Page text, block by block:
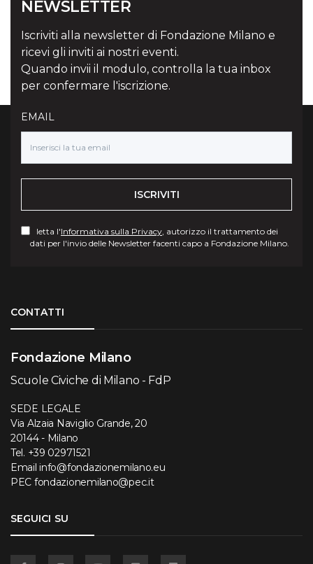
NEWSLETTER
Iscriviti alla newsletter di Fondazione Milano e
ricevi gli inviti ai nostri eventi.
Quando invii il modulo, controlla la tua inbox
per confermare l'iscrizione.
EMAIL
ISCRIVITI
letta l'Informativa sulla Privacy , autorizzo il trattamento dei
dati per l'invio delle Newsletter facenti capo a Fondazione Milano.
CONTATTI
Fondazione Milano
Scuole Civiche di Milano - FdP
SEDE LEGALE
Via Alzaia Naviglio Grande, 20
20144 - Milano
Tel. +39 02971521
Email info@fondazionemilano.eu
PEC fondazionemilano@pec.it
SEGUICI SU